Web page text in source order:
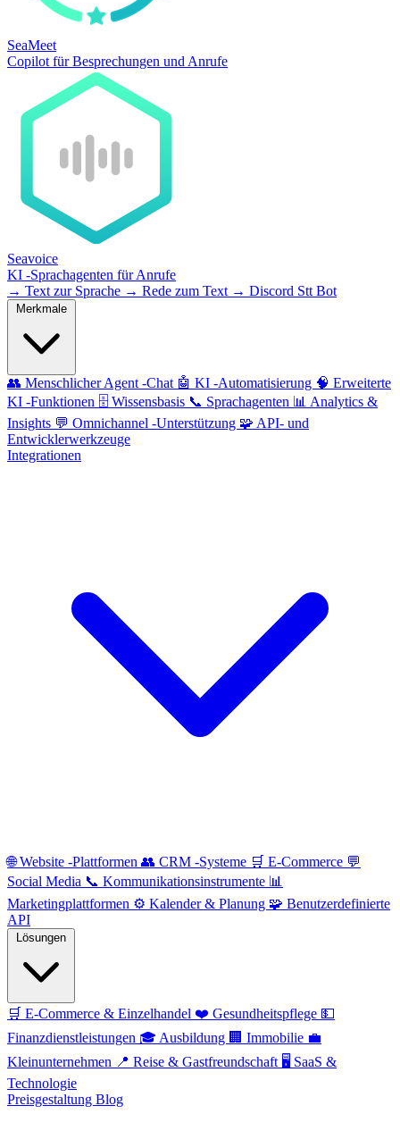
SeaMeet
Copilot für Besprechungen und Anrufe
Seavoice
KI -Sprachagenten für Anrufe
→ Text zur Sprache → Rede zum Text → Discord Stt Bot
👥 Menschlicher Agent -Chat 🤖 KI -Automatisierung 🧠 Erweiterte
KI -Funktionen 🗄️ Wissensbasis 📞 Sprachagenten 📊 Analytics &
Insights 💬 Omnichannel -Unterstützung 🧩 API- und
Entwicklerwerkzeuge
Integrationen
🌐Website -Plattformen 👥 CRM -Systeme 🛒 E-Commerce 💬
Social Media 📞 Kommunikationsinstrumente 📊
Marketingplattformen ⚙️ Kalender & Planung 🧩 Benutzerdefinierte
API
🛒 E-Commerce & Einzelhandel ❤️ Gesundheitspflege 💵
Finanzdienstleistungen 🎓 Ausbildung 🏢 Immobilie 💼
Kleinunternehmen 📍 Reise & Gastfreundschaft 🖥️ SaaS &
Technologie
Preisgestaltung Blog